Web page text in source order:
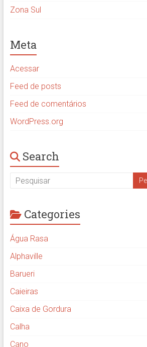
Zona Sul
Meta
Acessar
Feed de posts
Feed de comentários
WordPress.org
Search
Categories
Água Rasa
Alphaville
Barueri
Caieiras
Caixa de Gordura
Calha
Cano